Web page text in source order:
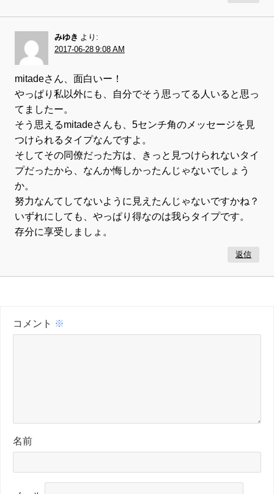
みゆき より:
2017-06-28 9:08 AM
mitadeさん、面白いー！
やっぱり私以外にも、自分でそう思ってる人いると思っ
てましたー。
そう思えるmitadeさんも、5センチ角のメッセージを見
つけられるタイプなんですよ。
そしてその同僚だった方は、きっと見つけられないタイ
プだったから、なんか悔しかったんじゃないでしょう
か。
努力なんてしてないように見えたんじゃないですかね？
いずれにしても、やっぱり得なのは我らタイプです。
存分に享受しましょ。
返信
コメント ※
名前